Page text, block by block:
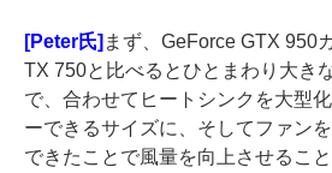
[Peter氏] まず、GeForce GTX 950
TX 750と比べるとひとまわり大き
で、合わせてヒートシンクを大型
ーできるサイズに、そしてファン
できたことで風量を向上させること